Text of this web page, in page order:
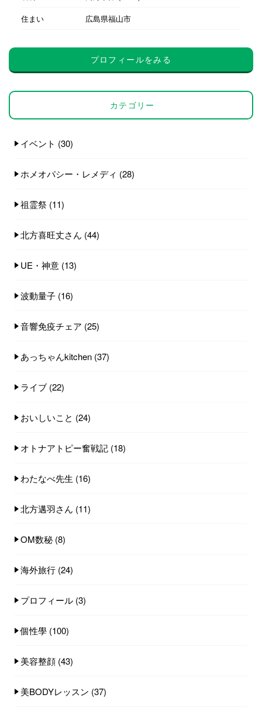
住まい
広島県福山市
プロフィールをみる
カテゴリー
イベント (30)
ホメオパシー・レメディ (28)
祖霊祭 (11)
北方喜旺丈さん (44)
UE・神意 (13)
波動量子 (16)
音響免疫チェア (25)
あっちゃんkitchen (37)
ライブ (22)
おいしいこと (24)
オトナアトピー奮戦記 (18)
わたなべ先生 (16)
北方邁羽さん (11)
OM数秘 (8)
海外旅行 (24)
プロフィール (3)
個性學 (100)
美容整顔 (43)
美BODYレッスン (37)